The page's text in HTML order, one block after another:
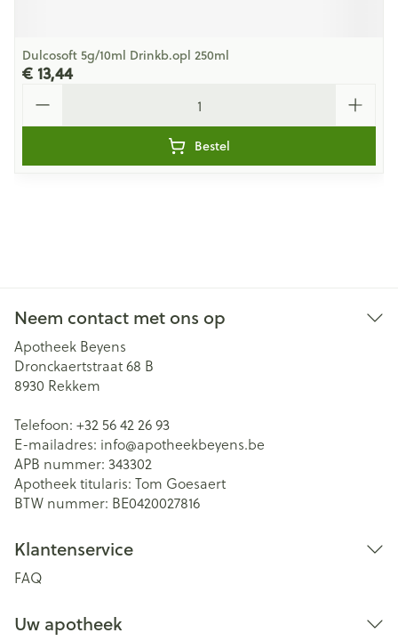
Dulcosoft 5g/10ml Drinkb.opl 250ml
€ 13,44
Bestel
Neem contact met ons op
Apotheek Beyens
Dronckaertstraat 68 B
8930 Rekkem
Telefoon: +32 56 42 26 93
E-mailadres: info@apotheekbeyens.be
APB nummer: 343302
Apotheek titularis: Tom Goesaert
BTW nummer: BE0420027816
Klantenservice
FAQ
Uw apotheek